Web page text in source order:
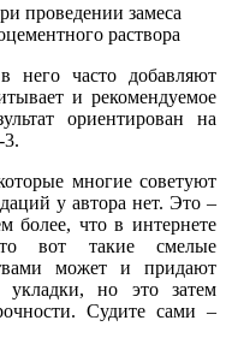
проведении замеса
раствора
него часто добавляют
и рекомендуемое
ориентирован на
3.
многие советуют
у автора нет. Это –
более, что в интернете
вот такие смелые
может и придают
укладки, но это затем
Судите сами –